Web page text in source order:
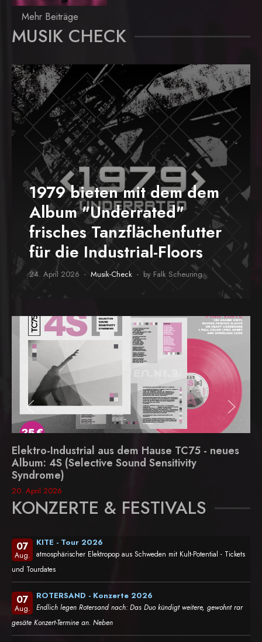
Mehr Beiträge
MUSIK CHECK
1979 bieten mit dem dem
Album "Underrated"
frisches Tanzflächenfutter
für die Industrial-Floors
24. April 2026 Musik-Check by Falk Scheuring
Elektro-Industrial aus dem Hause TC75 - neues
Album: 4S (Selective Sound Sensitivity
Syndrome)
20. April 2026
KONZERTE & FESTIVALS
07
Aug.
KITE - Tour 2026
atmosphärischer Elektropop aus Schweden mit Kult-Potential - Tickets
und Tourdates
07
Aug.
ROTERSAND - Konzerte 2026
Endlich legen Rotersand nach: Das Duo kündigt weitere, gewohnt rar
gesäte Konzert-Termine an. Neben